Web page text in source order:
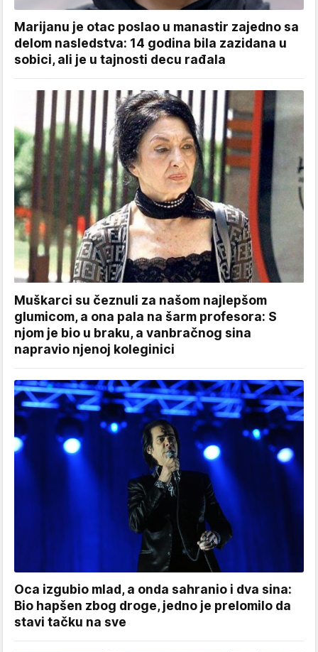
Marijanu je otac poslao u manastir zajedno sa
delom nasledstva: 14 godina bila zazidana u
sobici, ali je u tajnosti decu rađala
Muškarci su čeznuli za našom najlepšom
glumicom, a ona pala na šarm profesora: S
njom je bio u braku, a vanbračnog sina
napravio njenoj koleginici
Oca izgubio mlad, a onda sahranio i dva sina:
Bio hapšen zbog droge, jedno je prelomilo da
stavi tačku na sve